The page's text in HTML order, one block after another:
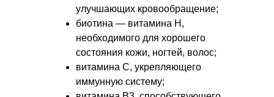
улучшающих кровообращение;
биотина — витамина Н,
необходимого для хорошего
состояния кожи, ногтей, волос;
витамина С, укрепляющего
иммунную систему;